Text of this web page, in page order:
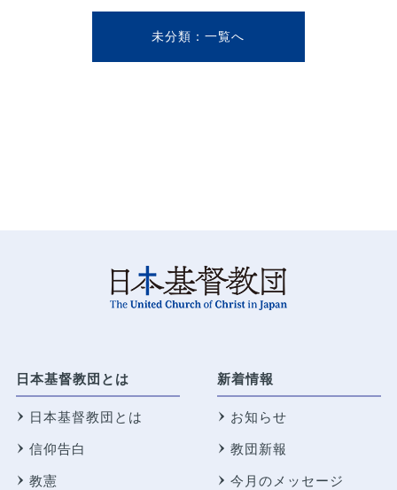
未分類
日本基督教団とは
日本基督教団とは
信仰告白
教憲
新着情報
お知らせ
教団新報
今月のメッセージ